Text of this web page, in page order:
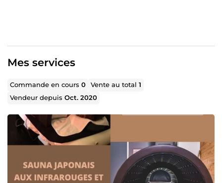
Mes services
Commande en cours0 Vente au total1
Vendeur depuisOct. 2020